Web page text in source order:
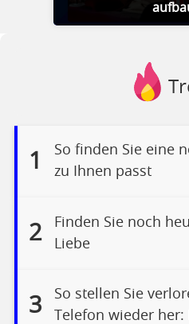
1
So finden Sie eine
zu Ihnen passt
2
Finden Sie noch
Liebe
3
So stellen Sie
Telefon wieder